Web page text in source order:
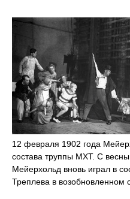
12 февраля 1902 года
состава труппы МХТ. С
Мейерхольд вновь играл в
Треплева в возобновленном